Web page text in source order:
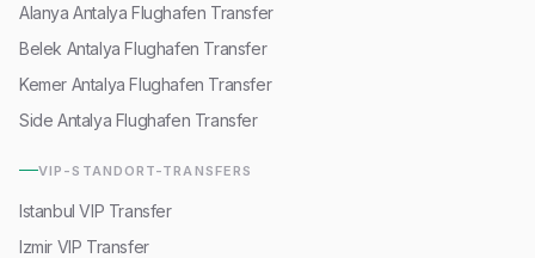
Alanya Antalya Flughafen Transfer
Belek Antalya Flughafen Transfer
Kemer Antalya Flughafen Transfer
Side Antalya Flughafen Transfer
VIP-STANDORT-TRANSFERS
Istanbul VIP Transfer
Izmir VIP Transfer